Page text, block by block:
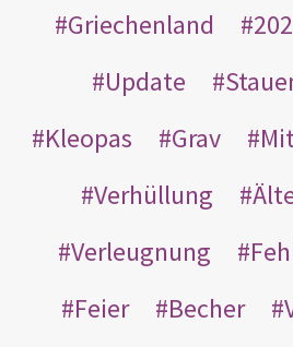
Griechenland
Update
Kleopas
Grav
Verhüllung
Verleugnung
Feier
Becher